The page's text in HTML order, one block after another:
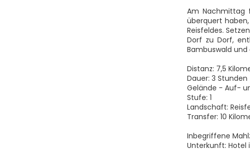
Am Nachmittag
überquert
Reisfeldes.
Dorf zu Dorf,
Bambuswald
Distanz: 7,5
Dauer: 3 Stunden
Gelände - Auf-
Stufe: 1
Landschaft:
Transfer: 10
Inbegriffene
Unterkunft: Hotel